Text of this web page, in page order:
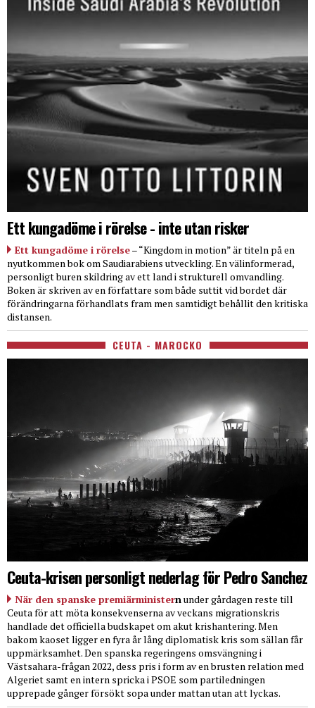
Ett kungadöme i rörelse - inte utan risker
Ett kungadöme i rörelse– “Kingdom in motion” är titeln på en
nyutkommen bok om Saudiarabiens utveckling. En välinformerad,
personligt buren skildring av ett land i strukturell omvandling.
Boken är skriven av en författare som både suttit vid bordet där
förändringarna förhandlats fram men samtidigt behållit den kritiska
distansen.
CEUTA - MAROCKO
Ceuta-krisen personligt nederlag för Pedro Sanchez
När den spanske premiärministernunder gårdagen reste till
Ceuta för att möta konsekvenserna av veckans migrationskris
handlade det officiella budskapet om akut krishantering. Men
bakom kaoset ligger en fyra år lång diplomatisk kris som sällan får
uppmärksamhet. Den spanska regeringens omsvängning i
Västsahara-frågan 2022, dess pris i form av en brusten relation med
Algeriet samt en intern spricka i PSOE som partiledningen
upprepade gånger försökt sopa under mattan utan att lyckas.